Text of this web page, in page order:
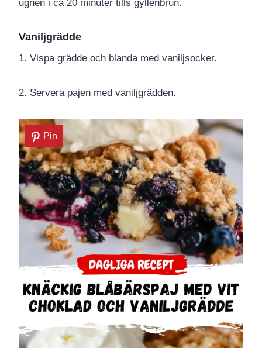
ugnen i ca 20 minuter tills gyllenbrun.
Vaniljgrädde
1. Vispa grädde och blanda med vaniljsocker.
2. Servera pajen med vaniljgrädden.
Pin